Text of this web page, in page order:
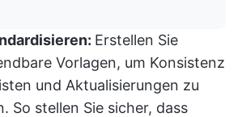
Erstellen Sie
Vorlagen, um Konsistenz
und Aktualisierungen zu
So stellen Sie sicher, dass